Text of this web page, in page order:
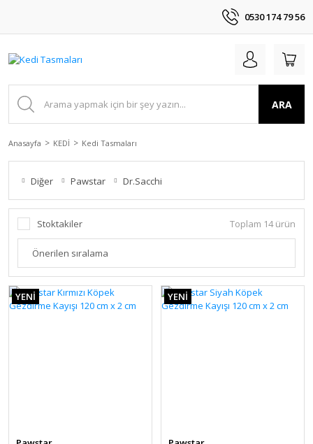
0530 174 79 56
ARA
Anasayfa KEDİ Kedi Tasmaları
Diğer Pawstar Dr.Sacchi
Stoktakiler Toplam 14 ürün
YENİ YENİ